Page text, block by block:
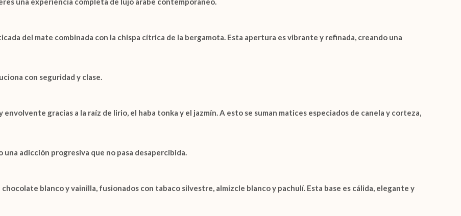
del mate combinada con la chispa cítrica de la bergamota. Esta apertura es vibrante y refinada, creando una
con seguridad y clase.
envolvente gracias a la raíz de lirio, el haba tonka y el jazmín. A esto se suman matices especiados de canela y corteza,
adicción progresiva que no pasa desapercibida.
chocolate blancoyvainilla, fusionados con tabaco silvestre, almizcle blancoy pachulí. Esta base es cálida, elegante y